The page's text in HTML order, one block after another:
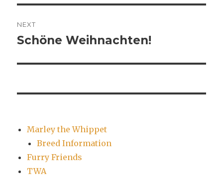
NEXT
Next
Schöne Weihnachten!
Marley the Whippet
Breed Information
Furry Friends
TWA